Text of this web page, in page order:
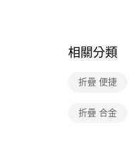
相關分類
折疊 便捷
折疊 合金